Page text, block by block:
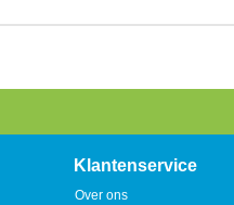
Klantenservice
Over ons